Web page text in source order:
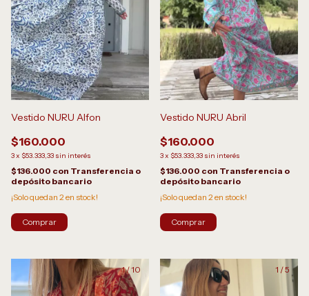
Vestido NURU Alfon
$160.000
3x $53.333,33 sin interés
$136.000 con Transferencia o
depósito bancario
¡Solo quedan 2en stock!
Comprar
Vestido NURU Abril
$160.000
3x $53.333,33 sin interés
$136.000 con Transferencia o
depósito bancario
¡Solo quedan 2en stock!
Comprar
1/10 1 /5